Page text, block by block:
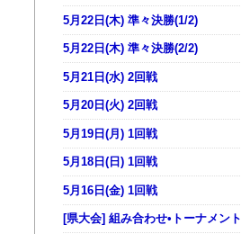
5月22日(木) 準々決勝(1/2)
5月22日(木) 準々決勝(2/2)
5月21日(水) 2回戦
5月20日(火) 2回戦
5月19日(月) 1回戦
5月18日(日) 1回戦
5月16日(金) 1回戦
[県大会] 組み合わせ•トーナメント